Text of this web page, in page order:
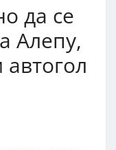
да се
Алепу,